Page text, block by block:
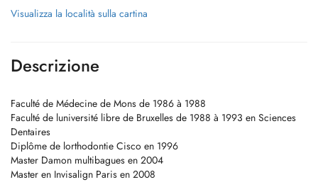
Visualizza la località sulla cartina
Descrizione
Faculté de Médecine de Mons de 1986 à 1988
Faculté de luniversité libre de Bruxelles de 1988 à 1993 en Sciences
Dentaires
Diplôme de lorthodontie Cisco en 1996
Master Damon multibagues en 2004
Master en Invisalign Paris en 2008